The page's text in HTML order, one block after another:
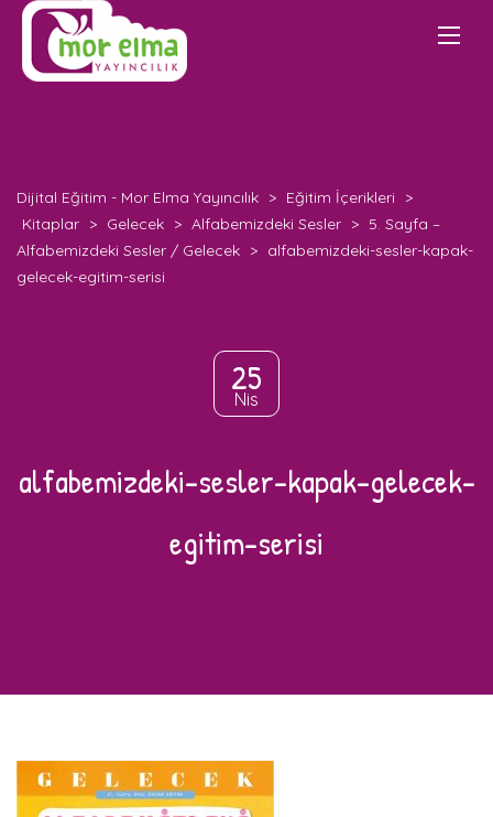
Dijital Eğitim - Mor Elma Yayıncılık > Eğitim İçerikleri
>
Kitaplar > Gelecek > Alfabemizdeki Sesler > 5. Sayfa –
Alfabemizdeki Sesler / Gelecek > alfabemizdeki-sesler-kapak-
gelecek-egitim-serisi
25
Nis
alfabemizdeki-sesler-kapak-gelecek-
egitim-serisi